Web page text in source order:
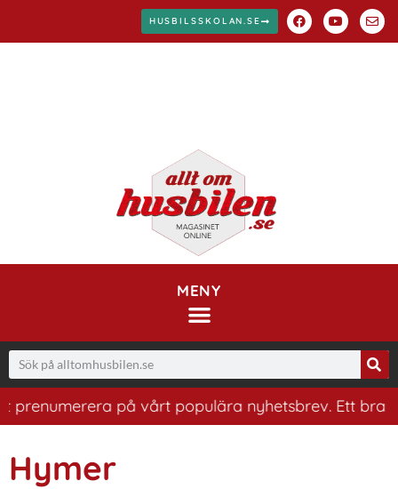
HUSBILSSKOLAN.SE
MENY
på vårt populära nyhetsbrev. Ett bra sätt
Hymer